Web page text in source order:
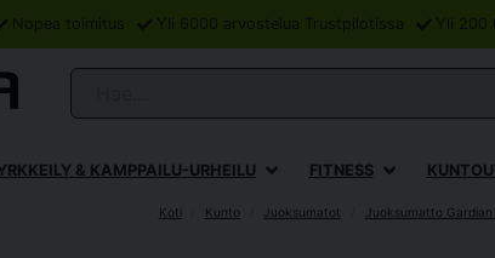
Nopea toimitus Yli 6000 arvostelua Trustpilotissa Yli 200
& KAMPPAILU-URHEILU FITNESS
Koti Kunto Juoksumatot Juoksumatto Gardian